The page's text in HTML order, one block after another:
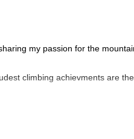
my passion for the
climbing achievments are the